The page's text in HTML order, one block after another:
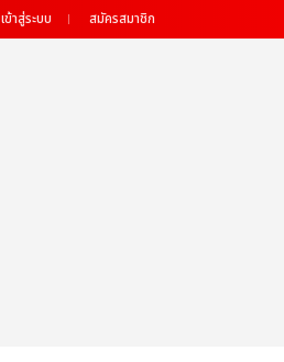
เข้าสู่ระบบ สมัครสมาชิก